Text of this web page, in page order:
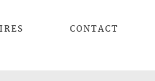
CONTACT